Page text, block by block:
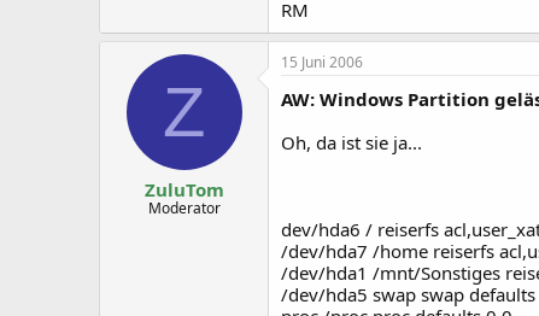
RM
Z
ZuluTom
Moderator
15 Juni 2006
AW: Windows Partition
Oh, da ist sie ja...
dev/hda6 / reiserfs
/dev/hda7 /home reiserfs
/dev/hda1 /mnt/Sonstiges
/dev/hda5 swap swap defaults